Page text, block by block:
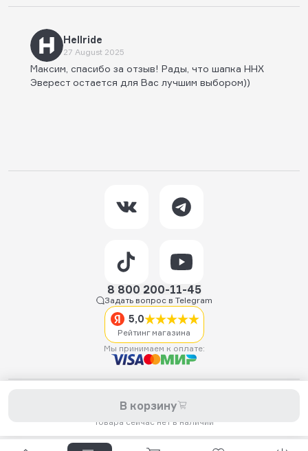
В корзину
Товара сейчас нет в наличии
Hellride
27 August 2025
Максим, спасибо за отзыв! Рады, что шапка HHX
Эверест остается для Вас лучшим выбором))
8 800 200-11-45
Задать вопрос в Telegram
5,0
Рейтинг магазина
Мы принимаем к оплате:
самокатов, запчастей для самокатов, аксессуаров, экипировки,
одежды и обуви.